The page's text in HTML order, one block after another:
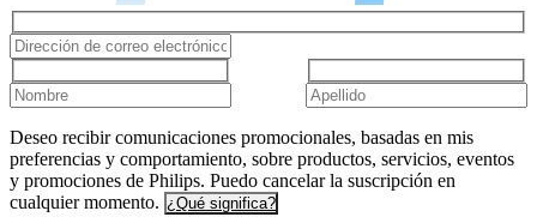
Deseo recibir comunicaciones promocionales, basadas en mis
preferencias y comportamiento, sobre productos, servicios, eventos
y promociones de Philips. Puedo cancelar la suscripción en
cualquier momento. ¿Qué significa?